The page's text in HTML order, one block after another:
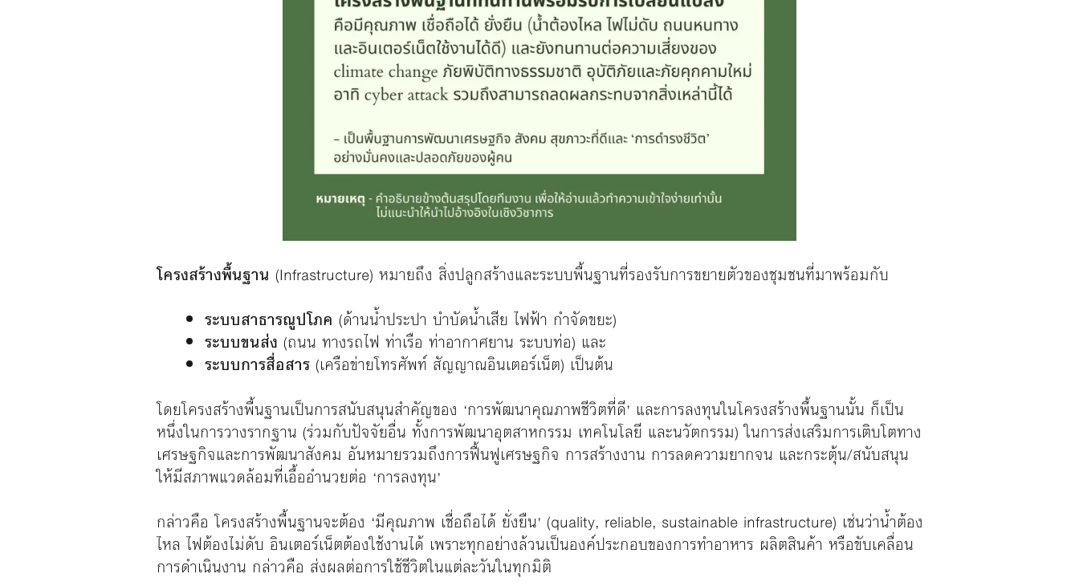
โครงสร้างพื้นฐาน (Infrastructure) หมายถึง สิ่งปลูกสร้างและระบบพื้นฐานที่รองรับการขยายตัวของชุมชนที่มาพร้อมกับ
ระบบสาธารณูปโภค (ด้านน้ำประปา บำบัดน้ำเสีย ไฟฟ้า กำจัดขยะ)
ระบบขนส่ง (ถนน ทางรถไฟ ท่าเรือ ท่าอากาศยาน ระบบท่อ) และ
ระบบการสื่อสาร(เครือข่ายโทรศัพท์ สัญญาณอินเตอร์เน็ต) เป็นต้น
โดยโครงสร้างพื้นฐานเป็นการสนับสนุนสำคัญของ ‘การพัฒนาคุณภาพชีวิตที่ดี’ และการลงทุนในโครงสร้างพื้นฐานนั้น ก็เป็น
หนึ่งในการวางรากฐาน (ร่วมกับปัจจัยอื่น ทั้งการพัฒนาอุตสาหกรรม เทคโนโลยี และนวัตกรรม) ในการส่งเสริมการเติบโตทาง
เศรษฐกิจและการพัฒนาสังคม อันหมายรวมถึงการฟื้นฟูเศรษฐกิจ การสร้างงาน การลดความยากจน และกระตุ้น/สนับสนุน
ให้มีสภาพแวดล้อมที่เอื้ออำนวยต่อ ‘การลงทุน’
กล่าวคือ โครงสร้างพื้นฐานจะต้อง ‘มีคุณภาพ เชื่อถือได้ ยั่งยืน’ (quality, reliable, sustainable infrastructure) เช่นว่าน้ำต้อง
ไหล ไฟต้องไม่ดับ อินเตอร์เน็ตต้องใช้งานได้ เพราะทุกอย่างล้วนเป็นองค์ประกอบของการทำอาหาร ผลิตสินค้า หรือขับเคลื่อน
การดำเนินงาน กล่าวคือ ส่งผลต่อการใช้ชีวิตในแต่ละวันในทุกมิติ